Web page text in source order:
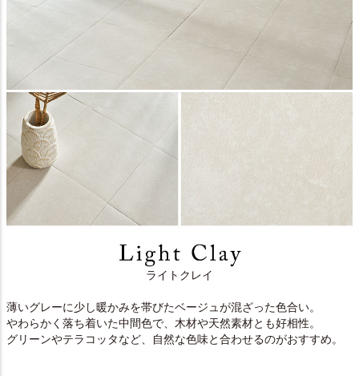
ライトクレイ
薄いグレーに少し暖かみを帯びたベージュが混ざった色合い。
やわらかく落ち着いた中間色で、木材や天然素材とも好相性。
グリーンやテラコッタなど、自然な色味と合わせるのがおすすめ。